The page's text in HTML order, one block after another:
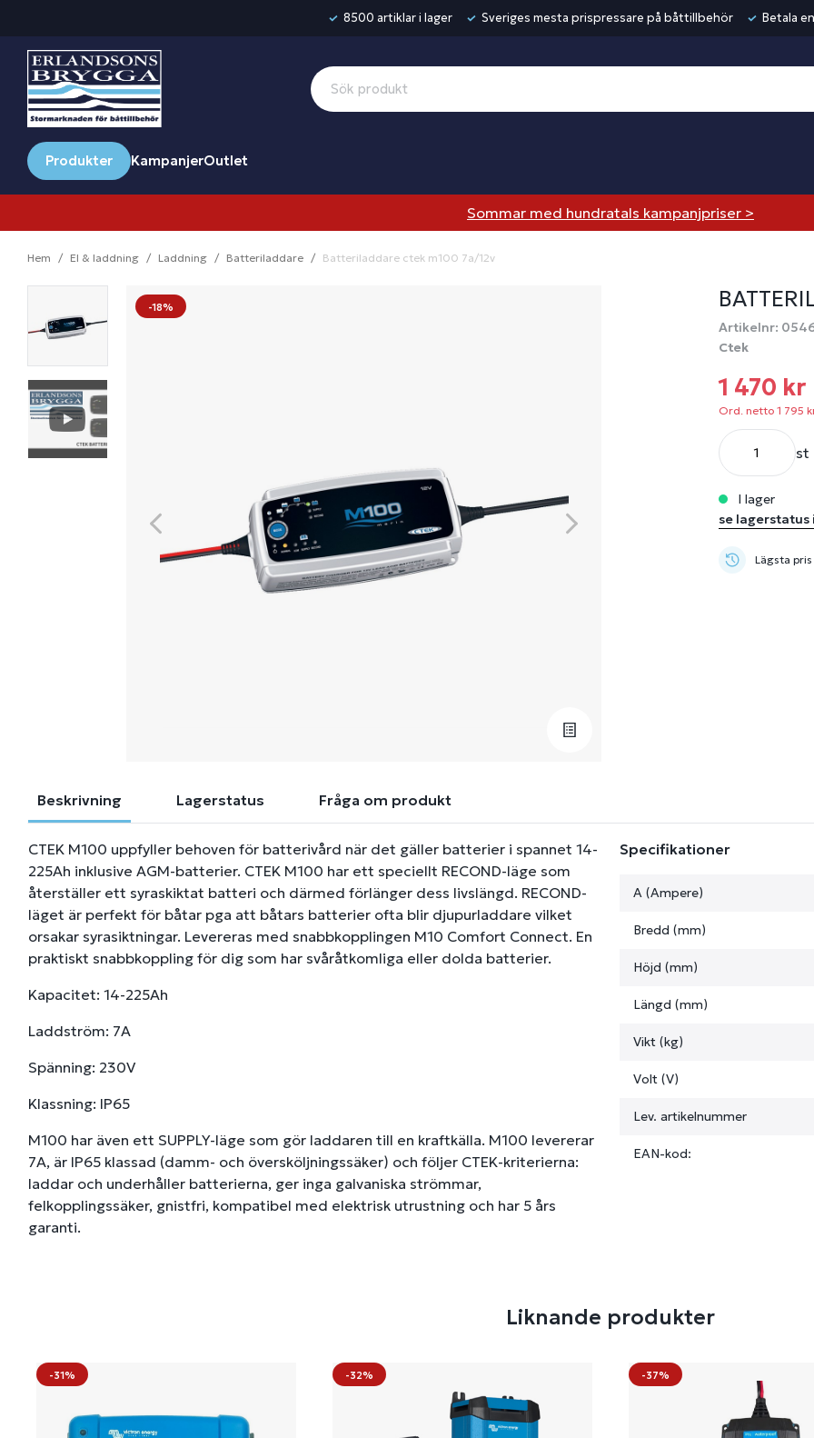
8500 artiklar i lager Sveriges mesta prispressare på båttillbehör Betala
Produkter KampanjerOutlet
Sommar med hundratals kampanjpriser >
Hem El & laddning Laddning Batteriladdare Batteriladdare ctek m100 7a/12v
-18%
Artikelnr:
Ctek
1 470 kr
Ord. netto 1 795
st
i lager
se lagerstatus
Lägsta
Beskrivning Lagerstatus Fråga om produkt
CTEK M100 uppfyller behoven för batterivård när det gäller batterier i spannet 14-
225Ah inklusive AGM-batterier. CTEK M100 har ett speciellt RECOND-läge som
återställer ett syraskiktat batteri och därmed förlänger dess livslängd. RECOND-
läget är perfekt för båtar pga att båtars batterier ofta blir djupurladdare vilket
orsakar syrasiktningar. Levereras med snabbkopplingen M10 Comfort Connect. En
praktiskt snabbkoppling för dig som har svåråtkomliga eller dolda batterier.
Kapacitet: 14-225Ah
Laddström: 7A
Spänning: 230V
Klassning: IP65
M100 har även ett SUPPLY-läge som gör laddaren till en kraftkälla. M100 levererar
7A, är IP65 klassad (damm- och översköljningssäker) och följer CTEK-kriterierna:
laddar och underhåller batterierna, ger inga galvaniska strömmar,
felkopplingssäker, gnistfri, kompatibel med elektrisk utrustning och har 5 års
garanti.
Specifikationer
A (Ampere)
Bredd (mm)
Höjd (mm)
Längd (mm)
Vikt (kg)
Volt (V)
Lev. artikelnummer
EAN-kod:
Liknande produkter
-31% -32% -37%